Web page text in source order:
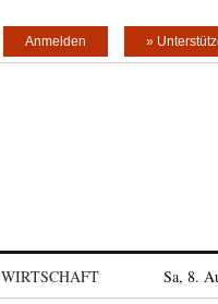
»
Anmelden
WIRTSCHAFT Sa, 8.